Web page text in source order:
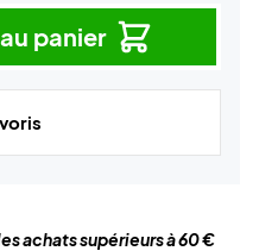
panier
achats supérieurs à 60 €